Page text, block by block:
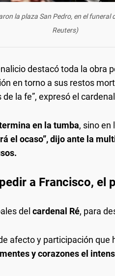
la plaza San Pedro, en el
Reuters)
destacó toda la obra
en torno a sus restos
la fe”, expresó el
en la tumba, sino en
el ocaso”, dijo ante la
a Francisco, el
del cardenal Ré, para
afecto y participación que
y corazones el